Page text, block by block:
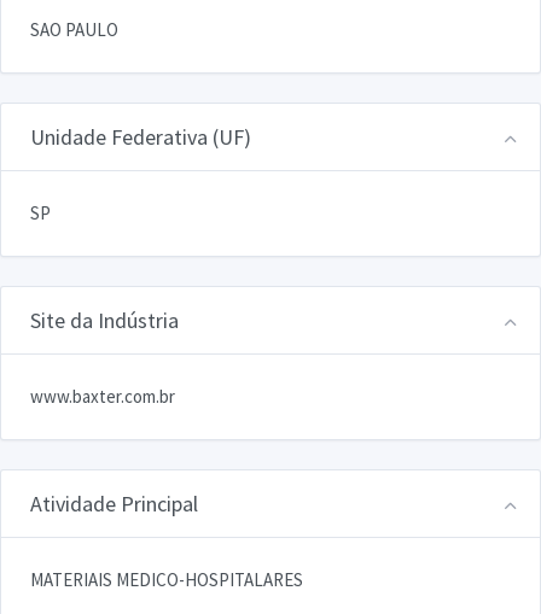
SAO PAULO
Unidade Federativa (UF)
SP
Site da Indústria
www.baxter.com.br
Atividade Principal
MATERIAIS MEDICO-HOSPITALARES